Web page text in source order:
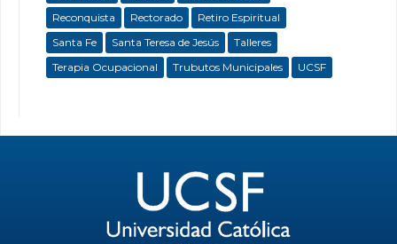
Reconquista
Rectorado
Retiro Espiritual
Santa Fe
Santa Teresa de Jesús
Talleres
Terapia Ocupacional
Trubutos Municipales UCSF